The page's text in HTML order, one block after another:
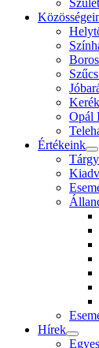
Opál
Értékeink
Hírek